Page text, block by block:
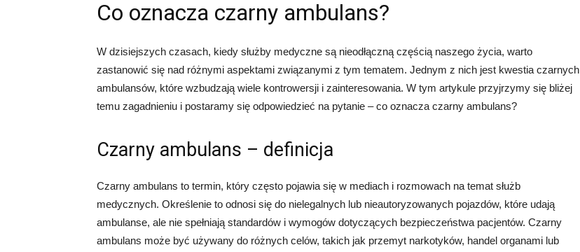
Co oznacza czarny ambulans?
W dzisiejszych czasach, kiedy służby medyczne są nieodłączną częścią naszego życia, warto
zastanowić się nad różnymi aspektami związanymi z tym tematem. Jednym z nich jest kwestia czarnych
ambulansów, które wzbudzają wiele kontrowersji i zainteresowania. W tym artykule przyjrzymy się bliżej
temu zagadnieniu i postaramy się odpowiedzieć na pytanie – co oznacza czarny ambulans?
Czarny ambulans – definicja
Czarny ambulans to termin, który często pojawia się w mediach i rozmowach na temat służb
medycznych. Określenie to odnosi się do nielegalnych lub nieautoryzowanych pojazdów, które udają
ambulanse, ale nie spełniają standardów i wymogów dotyczących bezpieczeństwa pacjentów. Czarny
ambulans może być używany do różnych celów, takich jak przemyt narkotyków, handel organami lub